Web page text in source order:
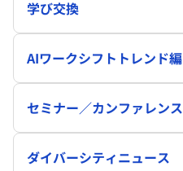
学び交換
AIワークシフトトレンド編
セミナー／カンファレンス
ダイバーシティニュース